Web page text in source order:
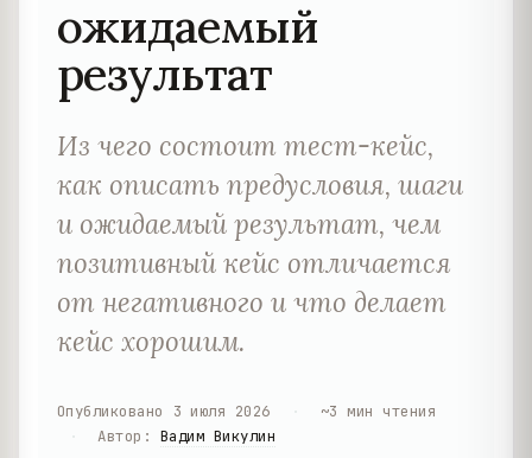
ожидаемый
результат
Из чего состоит тест-кейс,
как описать предусловия, шаги
и ожидаемый результат, чем
позитивный кейс отличается
от негативного и что делает
кейс хорошим.
Опубликовано 3 июля 2026 ~3 мин чтения
Автор : Вадим Викулин